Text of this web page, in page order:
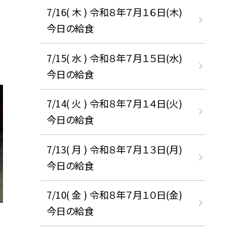
7/16( 木 ) 令和８年７月１６日(木)
今日の給食
7/15( 水 ) 令和８年７月１５日(水)
今日の給食
7/14( 火 ) 令和８年７月１４日(火)
今日の給食
7/13( 月 ) 令和８年７月１３日(月)
今日の給食
7/10( 金 ) 令和８年７月１０日(金)
今日の給食